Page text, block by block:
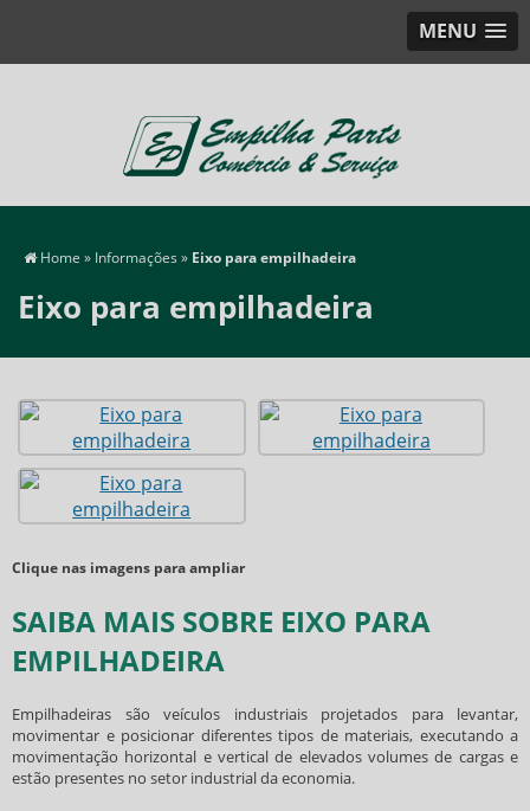
MENU
Home » Informações » Eixo para empilhadeira
Eixo para empilhadeira
Clique nas imagens para ampliar
SAIBA MAIS SOBRE EIXO PARA
EMPILHADEIRA
Empilhadeiras são veículos industriais projetados para levantar,
movimentar e posicionar diferentes tipos de materiais, executando a
movimentação horizontal e vertical de elevados volumes de cargas e
estão presentes no setor industrial da economia.